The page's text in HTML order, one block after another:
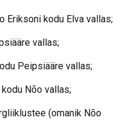
Eriksoni kodu Elva vallas;
vallas;
Peipsiääre vallas;
Nõo vallas;
(omanik Nõo